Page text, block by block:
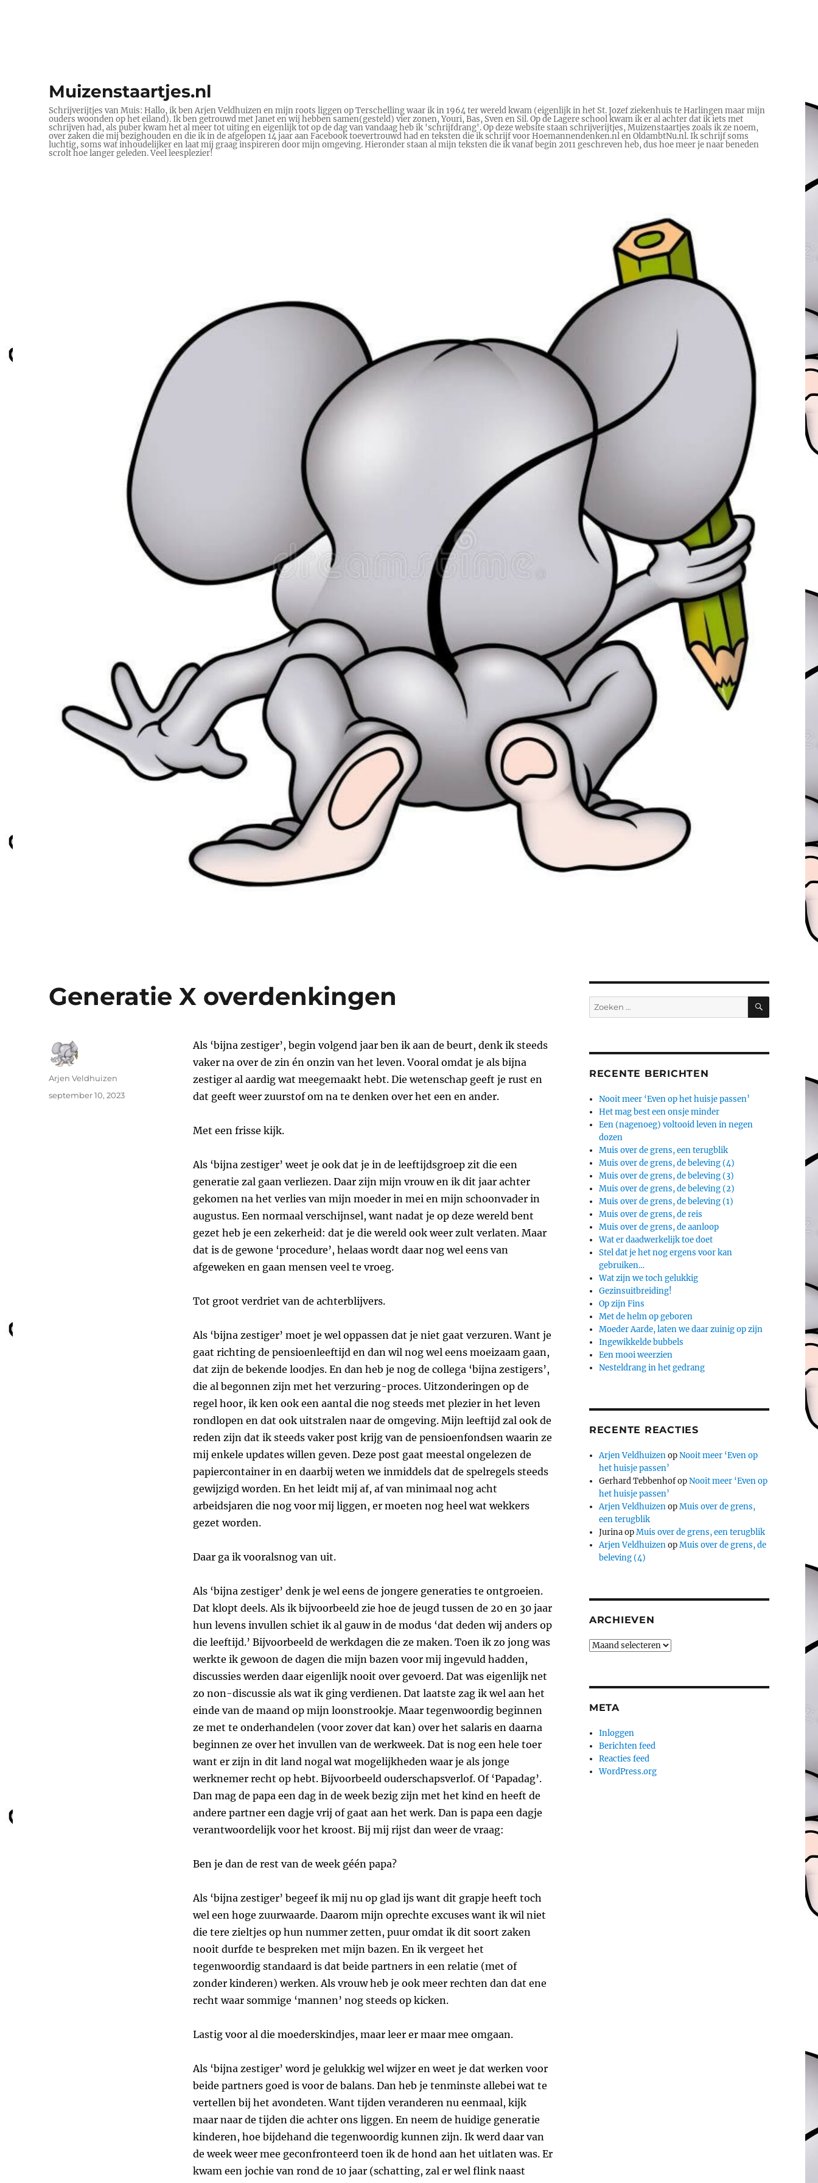
Muizenstaartjes.nl
Schrijverijtjes van Muis: Hallo, ik ben Arjen Veldhuizen en mijn roots liggen op Terschelling waar ik in 1964 ter wereld kwam (eigenlijk in het St. Jozef ziekenhuis te Harlingen maar mijn
ouders woonden op het eiland). Ik ben getrouwd met Janet en wij hebben samen(gesteld) vier zonen, Youri, Bas, Sven en Sil. Op de Lagere school kwam ik er al achter dat ik iets met
schrijven had, als puber kwam het al meer tot uiting en eigenlijk tot op de dag van vandaag heb ik 'schrijfdrang'. Op deze website staan schrijverijtjes, Muizenstaartjes zoals ik ze noem,
over zaken die mij bezighouden en die ik in de afgelopen 14 jaar aan Facebook toevertrouwd had en teksten die ik schrijf voor Hoemannendenken.nl en OldambtNu.nl. Ik schrijf soms
luchtig, soms wat inhoudelijker en laat mij graag inspireren door mijn omgeving. Hieronder staan al mijn teksten die ik vanaf begin 2011 geschreven heb, dus hoe meer je naar beneden
scrolt hoe langer geleden. Veel leesplezier!
Generatie X overdenkingen
Als ‘bijna zestiger’, begin volgend jaar ben ik aan de beurt, denk ik steeds
vaker na over de zin én onzin van het leven. Vooral omdat je als bijna
zestiger al aardig wat meegemaakt hebt. Die wetenschap geeft je rust en
dat geeft weer zuurstof om na te denken over het een en ander.
Met een frisse kijk.
Als ‘bijna zestiger’ weet je ook dat je in de leeftijdsgroep zit die een
generatie zal gaan verliezen. Daar zijn mijn vrouw en ik dit jaar achter
gekomen na het verlies van mijn moeder in mei en mijn schoonvader in
augustus. Een normaal verschijnsel, want nadat je op deze wereld bent
gezet heb je een zekerheid: dat je die wereld ook weer zult verlaten. Maar
dat is de gewone ‘procedure’, helaas wordt daar nog wel eens van
afgeweken en gaan mensen veel te vroeg.
Tot groot verdriet van de achterblijvers.
Als ‘bijna zestiger’ moet je wel oppassen dat je niet gaat verzuren. Want je
gaat richting de pensioenleeftijd en dan wil nog wel eens moeizaam gaan,
dat zijn de bekende loodjes. En dan heb je nog de collega ‘bijna zestigers’,
die al begonnen zijn met het verzuring-proces. Uitzonderingen op de
regel hoor, ik ken ook een aantal die nog steeds met plezier in het leven
rondlopen en dat ook uitstralen naar de omgeving. Mijn leeftijd zal ook de
reden zijn dat ik steeds vaker post krijg van de pensioenfondsen waarin ze
mij enkele updates willen geven. Deze post gaat meestal ongelezen de
papiercontainer in en daarbij weten we inmiddels dat de spelregels steeds
gewijzigd worden. En het leidt mij af, af van minimaal nog acht
arbeidsjaren die nog voor mij liggen, er moeten nog heel wat wekkers
gezet worden.
Daar ga ik vooralsnog van uit.
Als ‘bijna zestiger’ denk je wel eens de jongere generaties te ontgroeien.
Dat klopt deels. Als ik bijvoorbeeld zie hoe de jeugd tussen de 20 en 30 jaar
hun levens invullen schiet ik al gauw in de modus ‘dat deden wij anders op
die leeftijd.’ Bijvoorbeeld de werkdagen die ze maken. Toen ik zo jong was
werkte ik gewoon de dagen die mijn bazen voor mij ingevuld hadden,
discussies werden daar eigenlijk nooit over gevoerd. Dat was eigenlijk net
zo non-discussie als wat ik ging verdienen. Dat laatste zag ik wel aan het
einde van de maand op mijn loonstrookje. Maar tegenwoordig beginnen
ze met te onderhandelen (voor zover dat kan) over het salaris en daarna
beginnen ze over het invullen van de werkweek. Dat is nog een hele toer
want er zijn in dit land nogal wat mogelijkheden waar je als jonge
werknemer recht op hebt. Bijvoorbeeld ouderschapsverlof. Of ‘Papadag’.
Dan mag de papa een dag in de week bezig zijn met het kind en heeft de
andere partner een dagje vrij of gaat aan het werk. Dan is papa een dagje
verantwoordelijk voor het kroost. Bij mij rijst dan weer de vraag:
Ben je dan de rest van de week géén papa?
Als ‘bijna zestiger’ begeef ik mij nu op glad ijs want dit grapje heeft toch
wel een hoge zuurwaarde. Daarom mijn oprechte excuses want ik wil niet
die tere zieltjes op hun nummer zetten, puur omdat ik dit soort zaken
nooit durfde te bespreken met mijn bazen. En ik vergeet het
tegenwoordig standaard is dat beide partners in een relatie (met of
zonder kinderen) werken. Als vrouw heb je ook meer rechten dan dat ene
recht waar sommige ‘mannen’ nog steeds op kicken.
Lastig voor al die moederskindjes, maar leer er maar mee omgaan.
Als ‘bijna zestiger’ word je gelukkig wel wijzer en weet je dat werken voor
beide partners goed is voor de balans. Dan heb je tenminste allebei wat te
vertellen bij het avondeten. Want tijden veranderen nu eenmaal, kijk
maar naar de tijden die achter ons liggen. En neem de huidige generatie
kinderen, hoe bijdehand die tegenwoordig kunnen zijn. Ik werd daar van
de week weer mee geconfronteerd toen ik de hond aan het uitlaten was. Er
kwam een jochie van rond de 10 jaar (schatting, zal er wel flink naast
Auteur
Arjen Veldhuizen
Geplaatst
september 10, 2023
Zoeken
naar:
ZOEKEN
RECENTE BERICHTEN
Nooit meer ‘Even op het huisje passen’
Het mag best een onsje minder
Een (nagenoeg) voltooid leven in negen
dozen
Muis over de grens, een terugblik
Muis over de grens, de beleving (4)
Muis over de grens, de beleving (3)
Muis over de grens, de beleving (2)
Muis over de grens, de beleving (1)
Muis over de grens, de reis
Muis over de grens, de aanloop
Wat er daadwerkelijk toe doet
Stel dat je het nog ergens voor kan
gebruiken…
Wat zijn we toch gelukkig
Gezinsuitbreiding!
Op zijn Fins
Met de helm op geboren
Moeder Aarde, laten we daar zuinig op zijn
Ingewikkelde bubbels
Een mooi weerzien
Nesteldrang in het gedrang
RECENTE REACTIES
Arjen VeldhuizenopNooit meer ‘Even op
het huisje passen’
Gerhard TebbenhofopNooit meer ‘Even op
het huisje passen’
Arjen VeldhuizenopMuis over de grens,
een terugblik
JurinaopMuis over de grens, een terugblik
Arjen VeldhuizenopMuis over de grens, de
beleving (4)
ARCHIEVEN
Archieven
META
Inloggen
Berichten feed
Reacties feed
WordPress.org